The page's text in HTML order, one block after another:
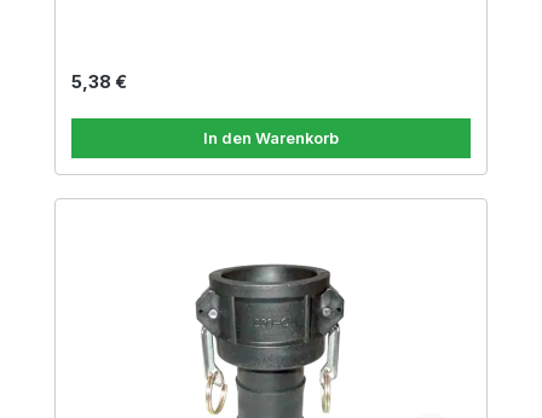
Regulärer Preis:
5,38 €
In den Warenkorb